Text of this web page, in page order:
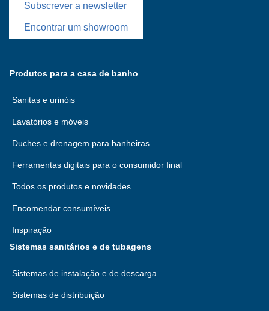
Subscrever a newsletter
Encontrar um showroom
Produtos para a casa de banho
Sanitas e urinóis
Lavatórios e móveis
Duches e drenagem para banheiras
Ferramentas digitais para o consumidor final
Todos os produtos e novidades
Encomendar consumíveis
Inspiração
Sistemas sanitários e de tubagens
Sistemas de instalação e de descarga
Sistemas de distribuição